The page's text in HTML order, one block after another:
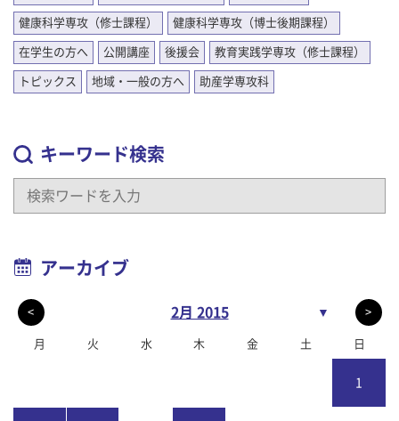
健康科学専攻（修士課程） 健康科学専攻（博士後期課程）
在学生の方へ 公開講座 後援会 教育実践学専攻（修士課程）
トピックス 地域・一般の方へ 助産学専攻科
キーワード検索
アーカイブ
< 2月 2015 ▼ >
月 火 水 木 金 土 日
1